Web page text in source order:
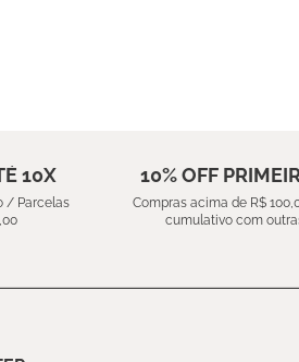
10X
/ Parcelas
10% OFF
Compras acima de R$
cumulativo com